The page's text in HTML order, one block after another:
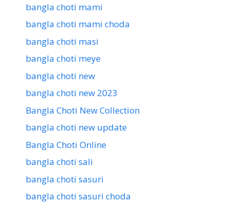
bangla choti mami
bangla choti mami choda
bangla choti masi
bangla choti meye
bangla choti new
bangla choti new 2023
Bangla Choti New Collection
bangla choti new update
Bangla Choti Online
bangla choti sali
bangla choti sasuri
bangla choti sasuri choda